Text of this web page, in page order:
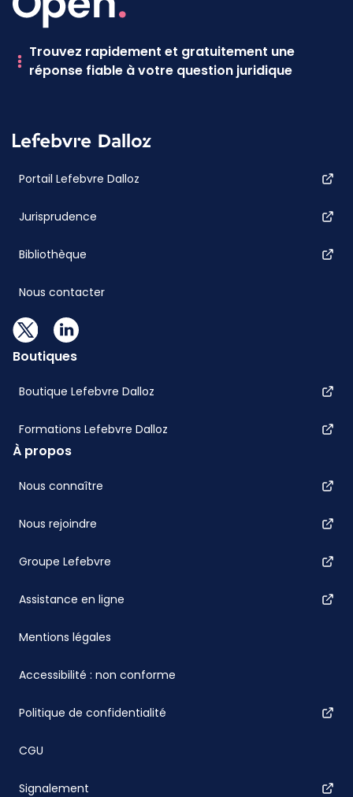
Trouvez rapidement et gratuitement une
réponse fiable à votre question juridique
Portail Lefebvre Dalloz
Jurisprudence
Bibliothèque
Nous contacter
Boutiques
Boutique Lefebvre Dalloz
Formations Lefebvre Dalloz
À propos
Nous connaître
Nous rejoindre
Groupe Lefebvre
Assistance en ligne
Mentions légales
Accessibilité : non conforme
Politique de confidentialité
CGU
Signalement